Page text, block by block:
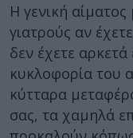
Η γενική
γιατρούς αν
δεν έχετε
κυκλοφορία του
κύτταρα
σας, τα χαμηλά